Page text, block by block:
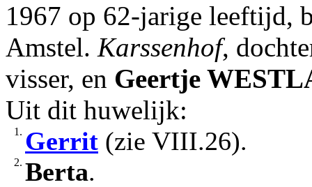
1967 op 62-jarige leeftijd,
Amstel. Karssenhof,
visser, en Geertje
Uit dit huwelijk:
1. Gerrit (zie VIII.26).
2. Berta.